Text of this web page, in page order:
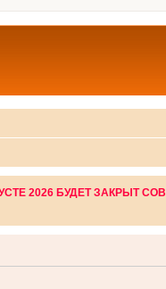
2026 БУДЕТ ЗАКРЫТ